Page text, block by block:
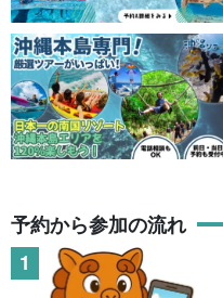
予約から参加の流れ